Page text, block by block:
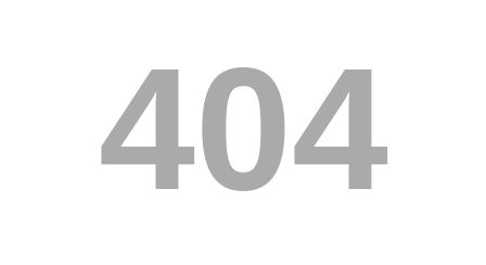
404